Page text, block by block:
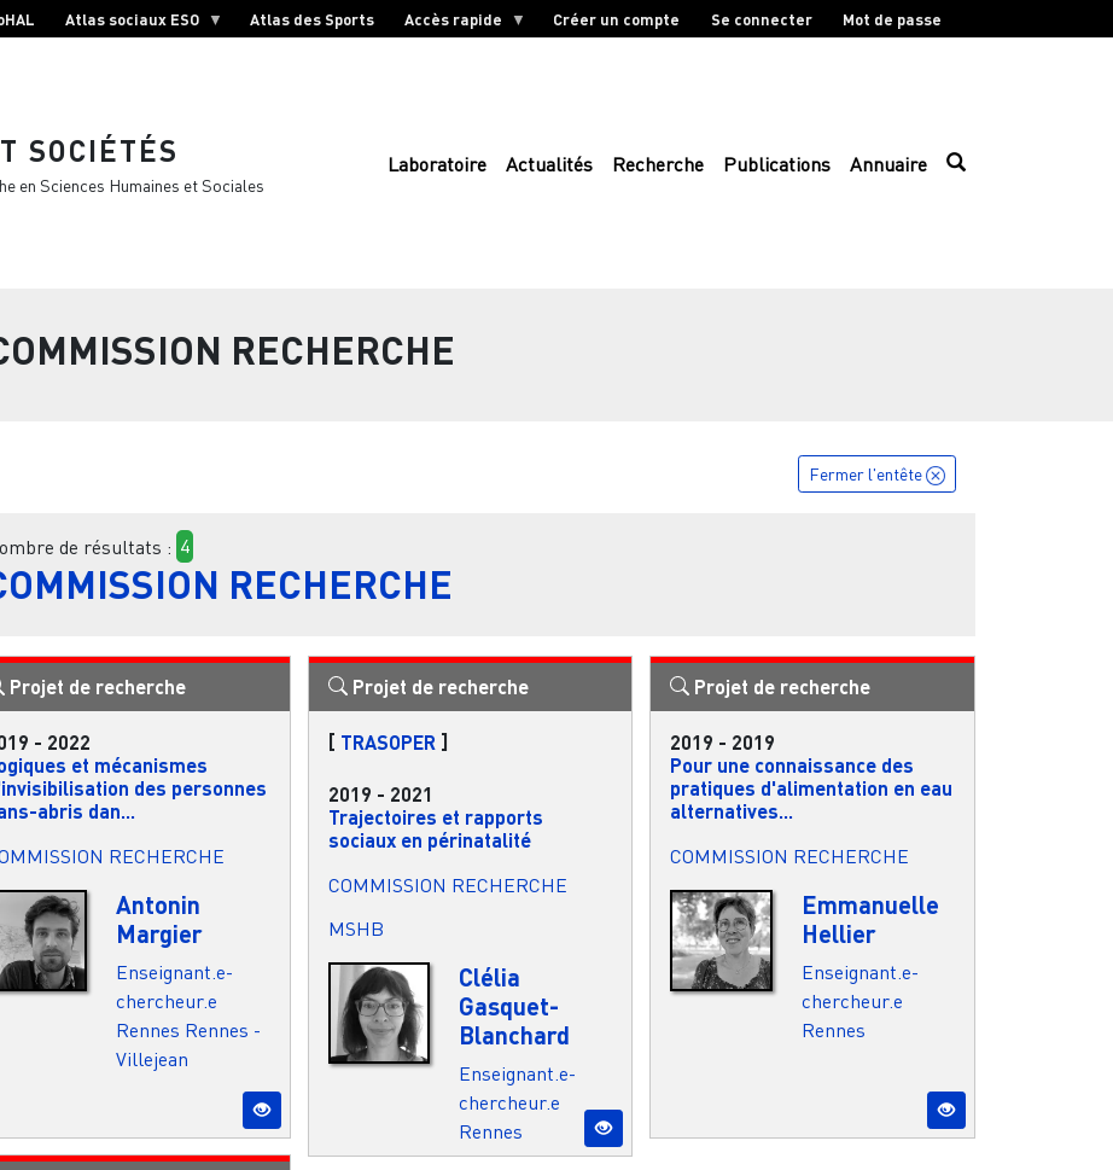
Atlas sociaux ESO Atlas des Sports Accès rapide Créer un compte Se connecter Mot de passe
SOCIÉTÉS
en Sciences Humaines et Sociales
Laboratoire Actualités Recherche Publications Annuaire
RECHERCHE
Fermer l'entête
de résultats : 4
RECHERCHE
Projet de recherche
- 2022
et mécanismes
des personnes
abris dan...
RECHERCHE
Antonin
Margier
Enseignant.e-
chercheur.e
Rennes Rennes -
Villejean
Projet de recherche
[ TRASOPER ]
2019 - 2021
Trajectoires et rapports
sociaux en périnatalité
COMMISSION RECHERCHE
MSHB
Clélia
Gasquet-
Blanchard
Enseignant.e-
chercheur.e
Rennes
Projet de recherche
2019 - 2019
Pour une connaissance des
pratiques d'alimentation en eau
alternatives...
COMMISSION RECHERCHE
Emmanuelle
Hellier
Enseignant.e-
chercheur.e
Rennes